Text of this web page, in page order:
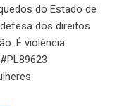
do Estado de
dos direitos
É violência.